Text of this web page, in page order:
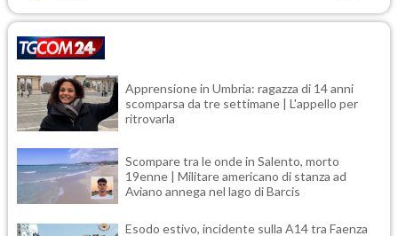
Apprensione in Umbria: ragazza di 14 anni
scomparsa da tre settimane | L'appello per
ritrovarla
Scompare tra le onde in Salento, morto
19enne | Militare americano di stanza ad
Aviano annega nel lago di Barcis
Esodo estivo, incidente sulla A14 tra Faenza